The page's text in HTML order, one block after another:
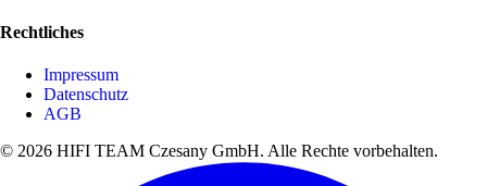
Rechtliches
Impressum
Datenschutz
AGB
© 2026 HIFI TEAM Czesany GmbH. Alle Rechte vorbehalten.